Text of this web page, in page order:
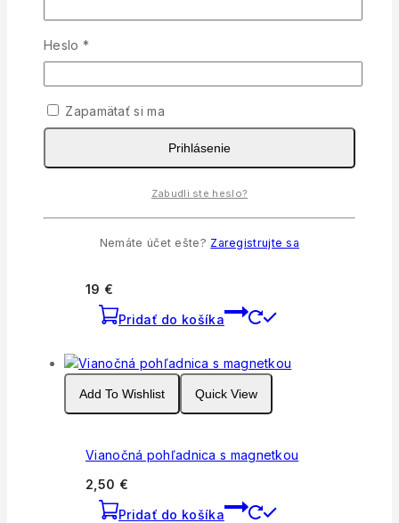
Vianočná guľa snehuliaci
Add To Wishlist Quick View
19 €
Pridať do košíka
Add To Wishlist Quick View
Vianočná pohľadnica s magnetkou
2,50 €
Pridať do košíka
Heslo *
Zapamätať si ma
Prihlásenie
Zabudli ste heslo?
Nemáte účet ešte? Zaregistrujte sa